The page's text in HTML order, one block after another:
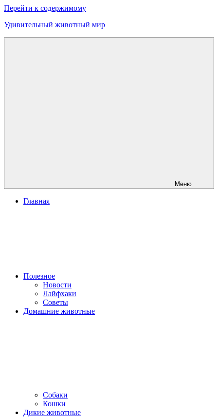
Перейти к содержимому
Удивительный животный мир
Меню
Главная
Полезное
Новости
Лайфхаки
Советы
Домашние животные
Собаки
Кошки
Дикие животные